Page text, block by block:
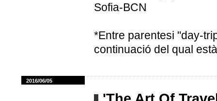
Sofia-BCN
*Entre parentesi "day-
continuació del qual
2016/06/05